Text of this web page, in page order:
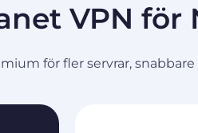
VPN för
för fler servrar,